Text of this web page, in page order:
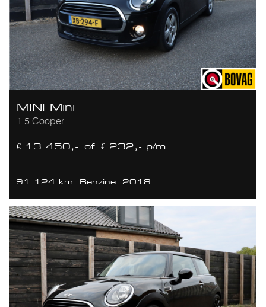
MINI Mini
1.5 Cooper
€ 13.450,- of € 232,- p/m
91.124 km Benzine 2018